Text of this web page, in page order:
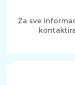
Za sve